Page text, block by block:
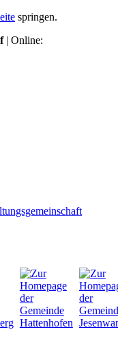
springen.
| Online: